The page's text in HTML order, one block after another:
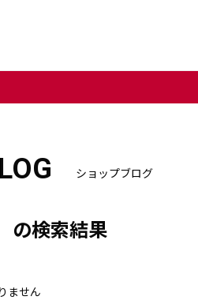
ショップブログ
の検索結果
ません